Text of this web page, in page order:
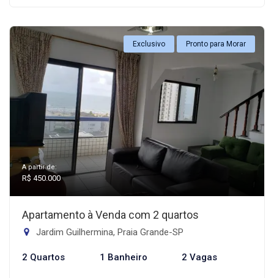
Exclusivo Pronto para Morar
A partir de:
R$ 450.000
Apartamento à Venda com 2 quartos
Jardim Guilhermina, Praia Grande-SP
2 Quartos 1 Banheiro 2 Vagas